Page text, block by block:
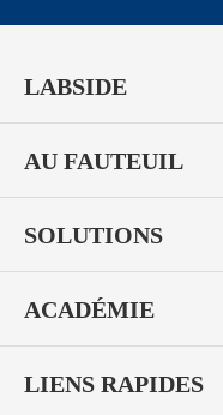
LABSIDE
AU FAUTEUIL
SOLUTIONS
ACADÉMIE
LIENS RAPIDES